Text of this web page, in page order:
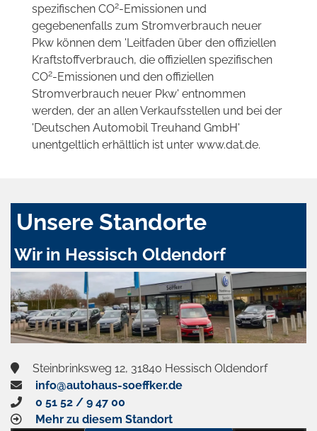
spezifischen CO2-Emissionen und
gegebenenfalls zum Stromverbrauch neuer
Pkw können dem 'Leitfaden über den offiziellen
Kraftstoffverbrauch, die offiziellen spezifischen
CO2-Emissionen und den offiziellen
Stromverbrauch neuer Pkw' entnommen
werden, der an allen Verkaufsstellen und bei der
'Deutschen Automobil Treuhand GmbH'
unentgeltlich erhältlich ist unter www.dat.de.
Unsere Standorte
Wir in Hessisch Oldendorf
Steinbrinksweg 12, 31840 Hessisch Oldendorf
info@autohaus-soeffker.de
0 51 52 / 9 47 00
Mehr zu diesem Standort